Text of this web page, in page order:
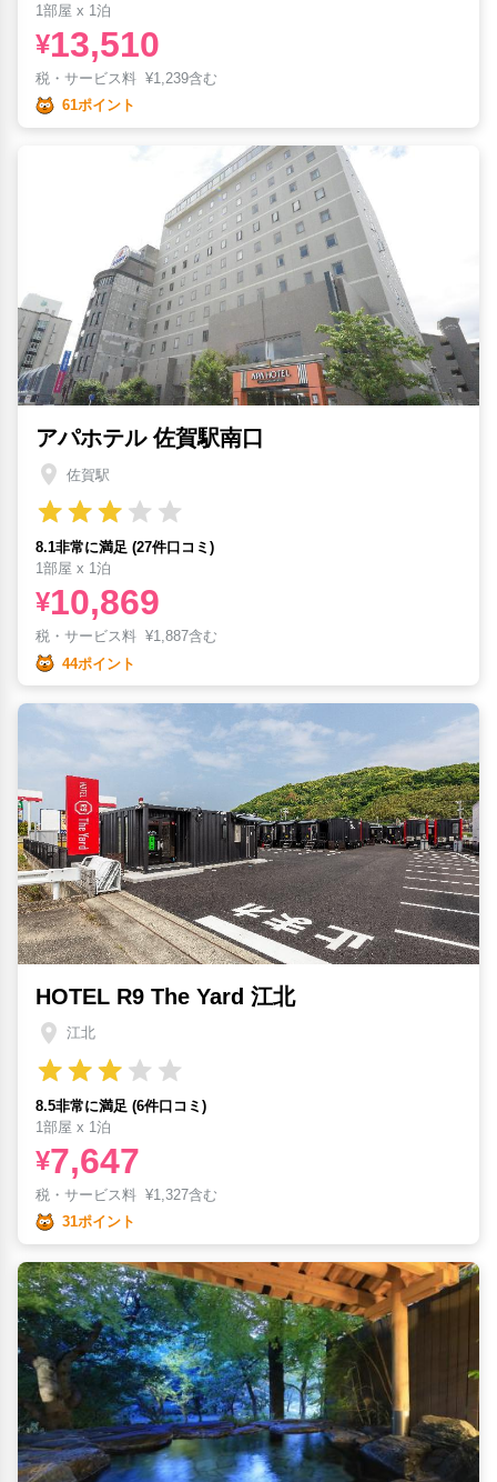
1部屋 x 1泊
¥13,510
税・サービス料 ¥1,239含む
61ポイント
アパホテル 佐賀駅南口
佐賀駅
8.1非常に満足 (27件口コミ)
1部屋 x 1泊
¥10,869
税・サービス料 ¥1,887含む
44ポイント
HOTEL R9 The Yard 江北
江北
8.5非常に満足 (6件口コミ)
1部屋 x 1泊
¥7,647
税・サービス料 ¥1,327含む
31ポイント